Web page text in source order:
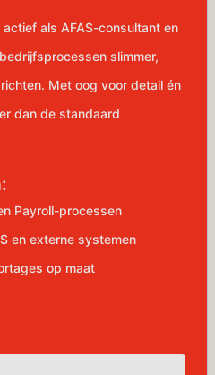
als AFAS-consultant en
slimmer,
Met oog voor detail én
dan de standaard
Payroll-processen
en externe systemen
op maat